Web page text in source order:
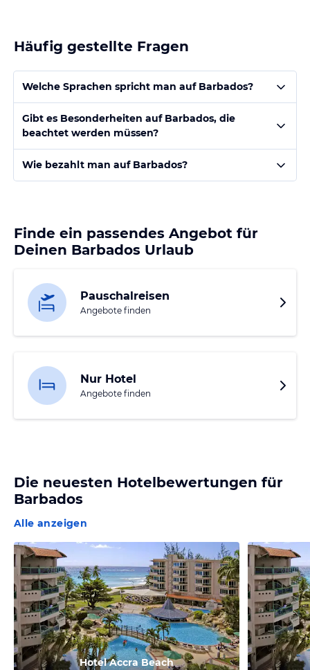
Häufig gestellte Fragen
Welche Sprachen spricht man auf Barbados?
Gibt es Besonderheiten auf Barbados, die
beachtet werden müssen?
Wie bezahlt man auf Barbados?
Finde ein passendes Angebot für
Deinen Barbados Urlaub
Pauschalreisen
Angebote finden
Nur Hotel
Angebote finden
Die neuesten Hotelbewertungen für
Barbados
Alle anzeigen
Hotel Accra Beach